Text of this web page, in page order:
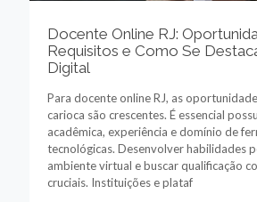
Docente Online RJ:
Requisitos e Como Se
Digital
Para docente online RJ, as
carioca são crescentes. É essencial
acadêmica, experiência e domínio de
tecnológicas. Desenvolver habilidades
ambiente virtual e buscar qualificação
cruciais. Instituições e plataf